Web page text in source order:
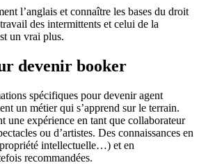
l’anglais et connaître les bases du droit
des intermittents et celui de la
un vrai plus.
devenir booker
spécifiques pour devenir agent
un métier qui s’apprend sur le terrain.
une expérience en tant que collaborateur
ou d’artistes. Des connaissances en
intellectuelle…) et en
recommandées.